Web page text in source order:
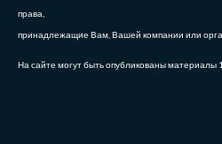
права,
принадлежащие Вам, Вашей компании или
На сайте могут быть опубликованы материалы